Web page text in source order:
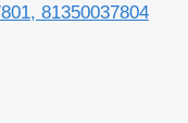
81350037804